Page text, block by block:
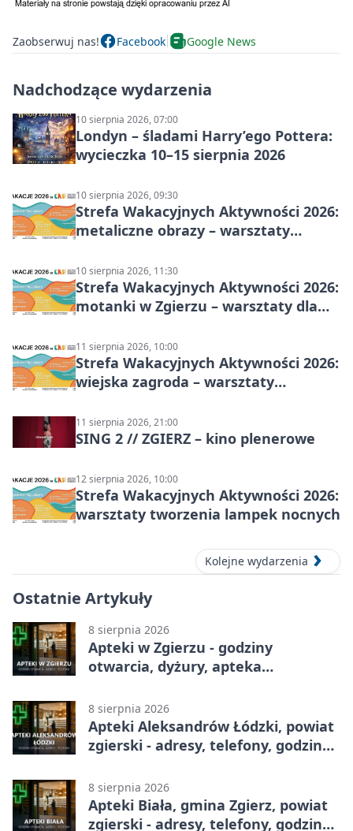
Zaobserwuj nas! Facebook Google News
Nadchodzące wydarzenia
10 sierpnia 2026, 07:00
Londyn – śladami Harry’ego Pottera:
wycieczka 10–15 sierpnia 2026
10 sierpnia 2026, 09:30
Strefa Wakacyjnych Aktywności 2026:
metaliczne obrazy – warsztaty
10 sierpnia 2026, 11:30
Strefa Wakacyjnych Aktywności 2026:
motanki w Zgierzu – warsztaty dla
11 sierpnia 2026, 10:00
Strefa Wakacyjnych Aktywności 2026:
wiejska zagroda – warsztaty
11 sierpnia 2026, 21:00
SING 2 // ZGIERZ – kino plenerowe
12 sierpnia 2026, 10:00
Strefa Wakacyjnych Aktywności 2026:
warsztaty tworzenia lampek nocnych
Kolejne wydarzenia
Ostatnie Artykuły
8 sierpnia 2026
Apteki w Zgierzu - godziny
otwarcia, dyżury, apteka
8 sierpnia 2026
Apteki Aleksandrów Łódzki, powiat
zgierski - adresy, telefony, godziny
8 sierpnia 2026
Apteki Biała, gmina Zgierz, powiat
zgierski - adresy, telefony, godziny